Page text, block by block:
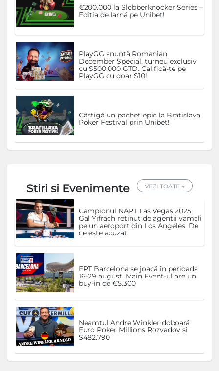
€200.000 la Slobberknocker Series –
Ediția de Iarnă pe Unibet!
PlayGG anunță Romanian
December Special, turneu exclusiv
cu $500.000 GTD. Califică-te pe
PlayGG cu doar $10!
Câștigă un pachet epic la Bratislava
Poker Festival prin Unibet!
Stiri si Evenimente VEZI TOATE →
Campionul NAPT Las Vegas 2025,
Gal Yifrach reținut de agenții vamali
pe un aeroport din Los Angeles. De
ce este acuzat
EPT Barcelona se joacă în perioada
16-29 august. Main Event-ul are un
buy-in de €5.300
Neamțul Andre Winkler doboară
Euro Poker Millions Rozvadov și
$482.790